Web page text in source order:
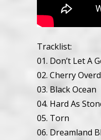
Tracklist:
01. Don’t Let A
02. Cherry
03. Black Ocean
04. Hard As
05. Torn
06. Dreamland